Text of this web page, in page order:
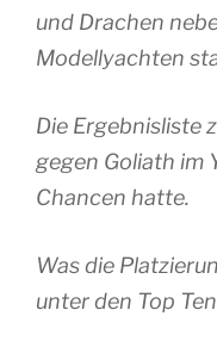
und Drachen
Modellyachten
Die Ergebnisliste
gegen Goliath im
Chancen hatte.
Was die
unter den Top